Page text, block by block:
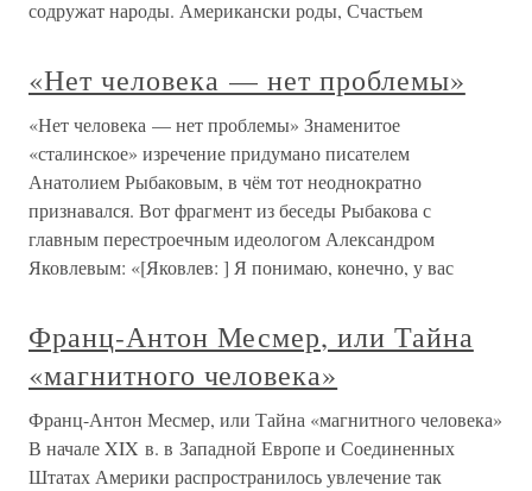
содружат народы. Американски роды, Счастьем
«Нет человека — нет проблемы»
«Нет человека — нет проблемы» Знаменитое
«сталинское» изречение придумано писателем
Анатолием Рыбаковым, в чём тот неоднократно
признавался. Вот фрагмент из беседы Рыбакова с
главным перестроечным идеологом Александром
Яковлевым: «[Яковлев: ] Я понимаю, конечно, у вас
Франц-Антон Месмер, или Тайна
«магнитного человека»
Франц-Антон Месмер, или Тайна «магнитного человека»
В начале XIX в. в Западной Европе и Соединенных
Штатах Америки распространилось увлечение так